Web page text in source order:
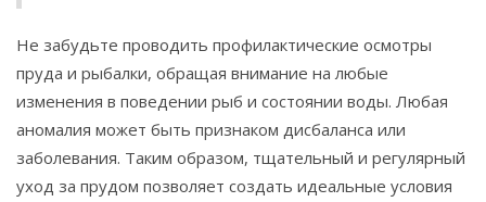
Не забудьте проводить профилактические осмотры
пруда и рыбалки, обращая внимание на любые
изменения в поведении рыб и состоянии воды. Любая
аномалия может быть признаком дисбаланса или
заболевания. Таким образом, тщательный и регулярный
уход за прудом позволяет создать идеальные условия